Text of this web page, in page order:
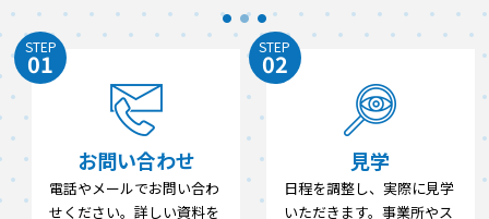
STEP
01
お問い合わせ
電話やメールでお問い合わ
せください。詳しい資料を
STEP
02
見学
日程を調整し、実際に見学
いただきます。事業所やス